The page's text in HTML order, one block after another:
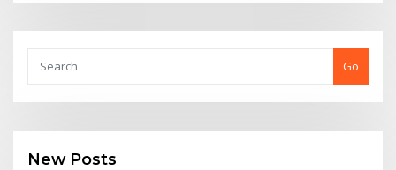
Go
New Posts